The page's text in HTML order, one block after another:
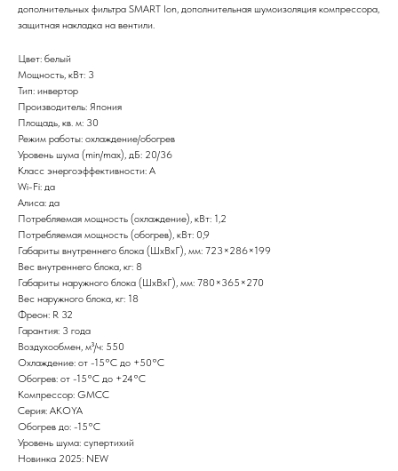
дополнительных фильтра SMART Ion, дополнительная шумоизоляция компрессора,
защитная накладка на вентили.
Цвет: белый
Мощность, кВт: 3
Тип: инвертор
Производитель: Япония
Площадь, кв. м: 30
Режим работы: охлаждение/обогрев
Уровень шума (min/max), дБ: 20/36
Класс энергоэффективности: А
Wi-Fi: да
Алиса: да
Потребляемая мощность (охлаждение), кВт: 1,2
Потребляемая мощность (обогрев), кВт: 0,9
Габариты внутреннего блока (ШxВxГ), мм: 723×286×199
Вес внутреннего блока, кг: 8
Габариты наружного блока (ШxВxГ), мм: 780×365×270
Вес наружного блока, кг: 18
Фреон: R 32
Гарантия: 3 года
Воздухообмен, м³/ч: 550
Охлаждение: от -15°С до +50°С
Обогрев: от -15°С до +24°С
Компрессор: GMCC
Серия: AKOYA
Обогрев до: -15°С
Уровень шума: супертихий
Новинка 2025: NEW